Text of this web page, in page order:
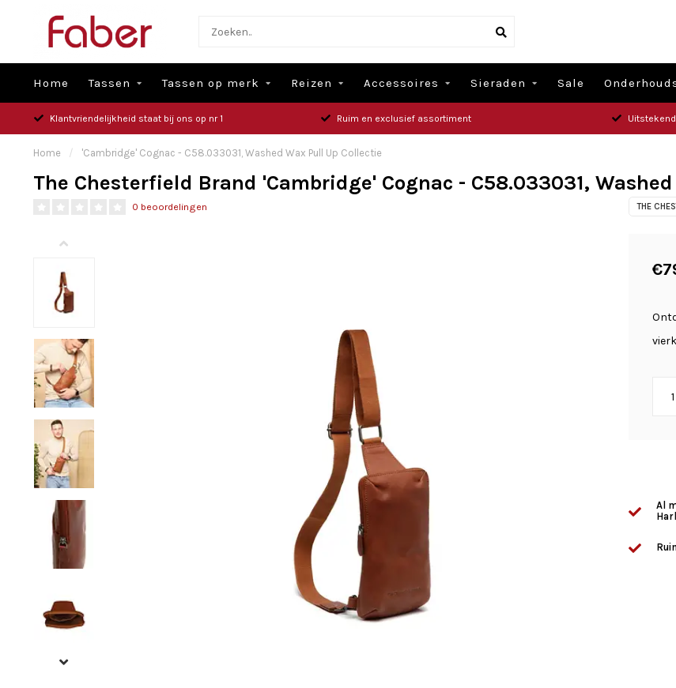
Home Tassen Tassen op merk Reizen Accessoires Sieraden Sale
Klantvriendelijkheid staat bij ons op nr 1 Ruim en exclusief assortiment
Home / 'Cambridge' Cognac - C58.033031, Washed Wax Pull Up Collectie
The Chesterfield Brand 'Cambridge' Cognac - C58.033031,
0 beoordelingen THE
Al